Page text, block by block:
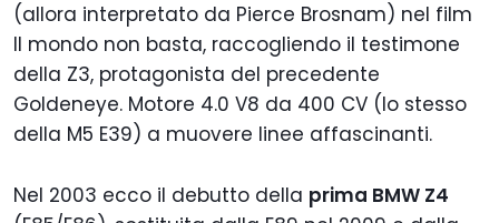
(allora interpretato da Pierce Brosnam) nel film
Il mondo non basta, raccogliendo il testimone
della Z3, protagonista del precedente
Goldeneye. Motore 4.0 V8 da 400 CV (lo stesso
della M5 E39) a muovere linee affascinanti.
Nel 2003 ecco il debutto della prima BMW Z4